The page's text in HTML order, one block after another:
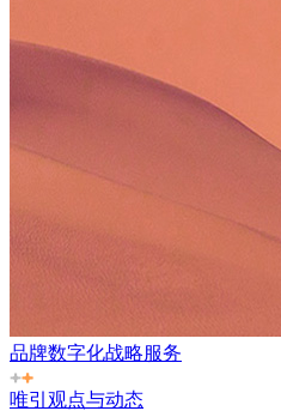
品牌数字化战略服务
唯引观点与动态